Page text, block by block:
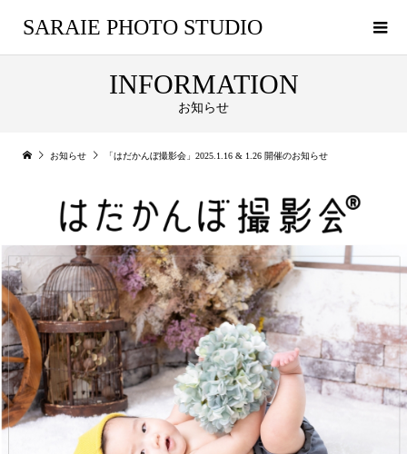
SARAIE PHOTO STUDIO
INFORMATION
お知らせ
お知らせ 「はだかんぼ撮影会」2025.1.16 & 1.26 開催のお知らせ